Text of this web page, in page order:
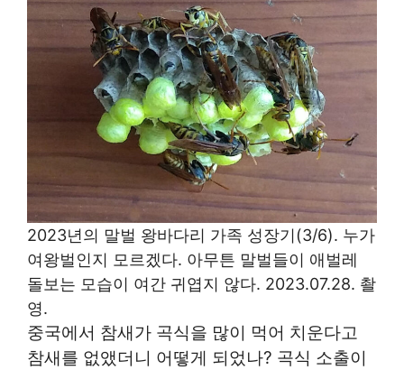
2023년의 말벌 왕바다리 가족 성장기(3/6). 누가
여왕벌인지 모르겠다. 아무튼 말벌들이 애벌레
돌보는 모습이 여간 귀엽지 않다. 2023.07.28. 촬
영.
중국에서 참새가 곡식을 많이 먹어 치운다고
참새를 없앴더니 어떻게 되었나? 곡식 소출이